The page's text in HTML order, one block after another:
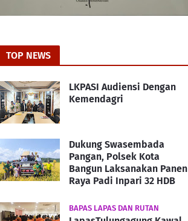
TOP NEWS
LKPASI Audiensi Dengan
Kemendagri
Dukung Swasembada
Pangan, Polsek Kota
Bangun Laksanakan Panen
Raya Padi Inpari 32 HDB
BAPAS LAPAS DAN RUTAN